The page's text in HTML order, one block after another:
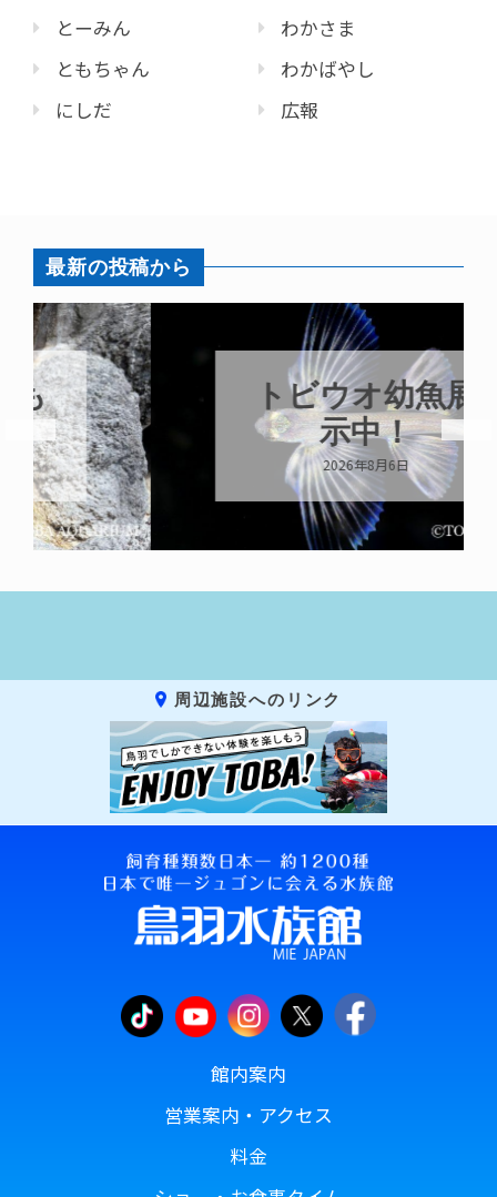
とーみん
ともちゃん
にしだ
わかさま
わかばやし
広報
最新の投稿から
トビウオ幼魚展
示中！
2026年8月6日
周辺施設へのリンク
館内案内
営業案内・アクセス
料金